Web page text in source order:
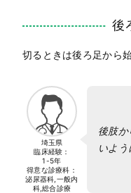
後
切るときは後ろ足から
埼玉県
臨床経験：
1-5年
得意な診療科：
泌尿器科,一般内
科,総合診療
後肢
いよう